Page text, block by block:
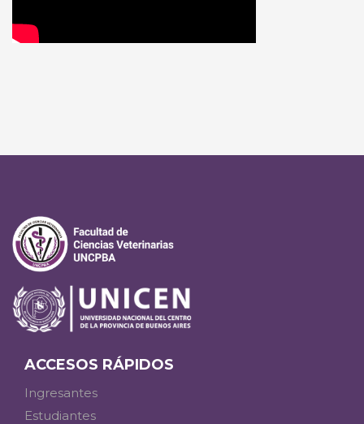
ACCESOS RÁPIDOS
Ingresantes
Estudiantes